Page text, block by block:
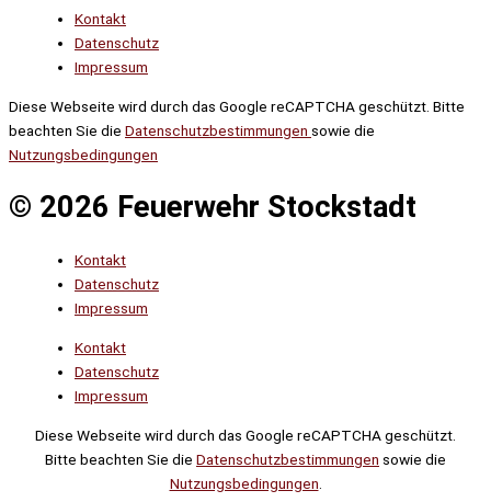
Kontakt
Datenschutz
Impressum
Diese Webseite wird durch das Google reCAPTCHA geschützt. Bitte
beachten Sie die Datenschutzbestimmungen sowie die
Nutzungsbedingungen
© 2026 Feuerwehr Stockstadt
Kontakt
Datenschutz
Impressum
Kontakt
Datenschutz
Impressum
Diese Webseite wird durch das Google reCAPTCHA geschützt.
Bitte beachten Sie die Datenschutzbestimmungen sowie die
Nutzungsbedingungen